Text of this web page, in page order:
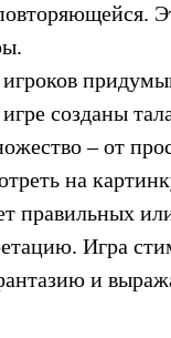
игроков
созданы
– от
на
правильных
Игра
и